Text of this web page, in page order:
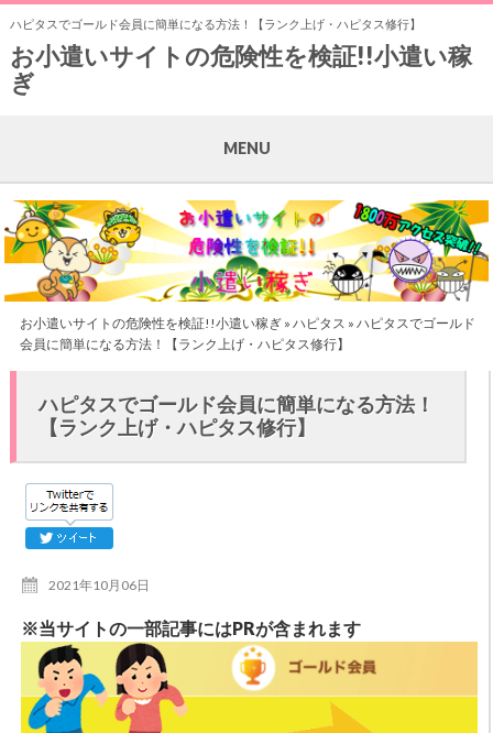
ハピタスでゴールド会員に簡単になる方法！【ランク上げ・ハピタス修行】
お小遣いサイトの危険性を検証!!小遣い稼
ぎ
MENU
お小遣いサイトの危険性を検証!!小遣い稼ぎ» ハピタス » ハピタスでゴールド
会員に簡単になる方法！【ランク上げ・ハピタス修行】
ハピタスでゴールド会員に簡単になる方法！
【ランク上げ・ハピタス修行】
2021年10月06日
※当サイトの一部記事にはPRが含まれます